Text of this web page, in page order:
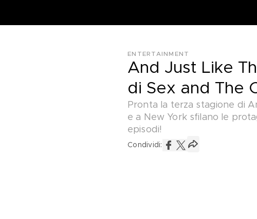
ENTERTAINMENT
And Just Like
di Sex and The
Pronta la terza stagione di
e a New York sfilano le
episodi!
Condividi: